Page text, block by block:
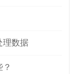
理数据